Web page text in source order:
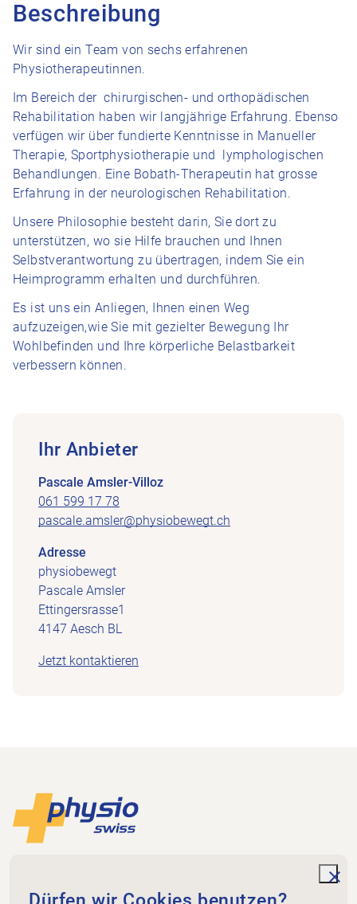
Beschreibung
Wir sind ein Team von sechs erfahrenen
Physiotherapeutinnen.
Im Bereich der chirurgischen- und orthopädischen
Rehabilitation haben wir langjährige Erfahrung. Ebenso
verfügen wir über fundierte Kenntnisse in Manueller
Therapie, Sportphysiotherapie und lymphologischen
Behandlungen. Eine Bobath-Therapeutin hat grosse
Erfahrung in der neurologischen Rehabilitation.
Unsere Philosophie besteht darin, Sie dort zu
unterstützen, wo sie Hilfe brauchen und Ihnen
Selbstverantwortung zu übertragen, indem Sie ein
Heimprogramm erhalten und durchführen.
Es ist uns ein Anliegen, Ihnen einen Weg
aufzuzeigen,wie Sie mit gezielter Bewegung Ihr
Wohlbefinden und Ihre körperliche Belastbarkeit
verbessern können.
Ihr Anbieter
Pascale Amsler-Villoz
061 599 17 78
pascale.amsler@physiobewegt.ch
Adresse
physiobewegt
Pascale Amsler
Ettingersrasse1
4147 Aesch BL
Jetzt kontaktieren
Footer
Dammweg 3